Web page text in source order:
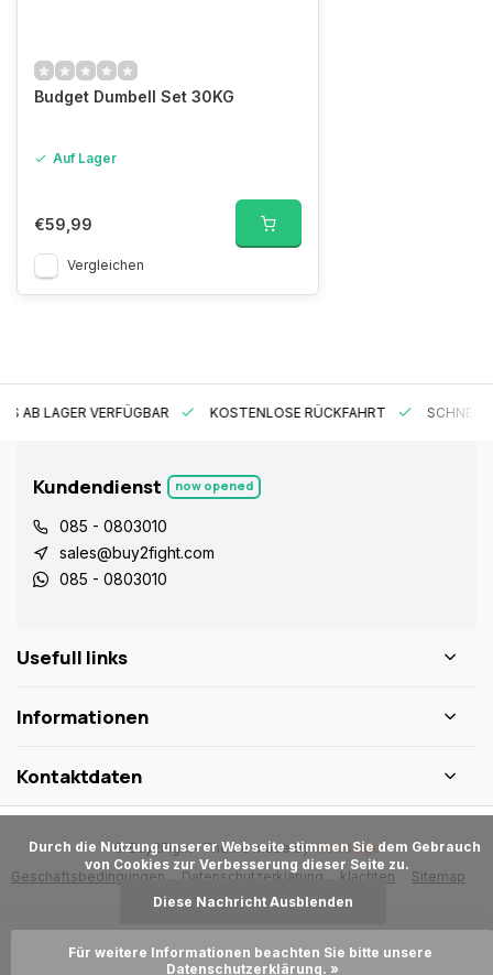
Zum Warenkorb hinzufügen
Budget Dumbell Set 30KG
Auf Lager
€59,99
Vergleichen
AB LAGER VERFÜGBAR KOSTENLOSE RÜCKFAHRT
Kundendienst now opened
085 - 0803010
sales@buy2fight.com
085 - 0803010
Usefull links
Informationen
Kontaktdaten
Geschäftsbedingungen Datenschutzerklärung klachten Sitemap
© Buy2Fight- Theme made byWebdinge
von Cookies zur Verbesserung dieser Seite zu.
Diese Nachricht Ausblenden
Für weitere Informationen beachten Sie bitte unsere
Datenschutzerklärung. »